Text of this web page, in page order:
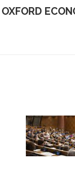
Post
OXFORD